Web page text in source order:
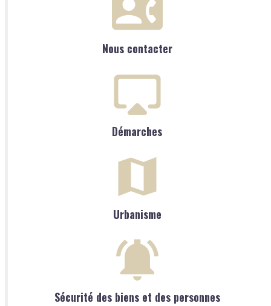
Nous contacter
Démarches
Urbanisme
Sécurité des biens et des personnes